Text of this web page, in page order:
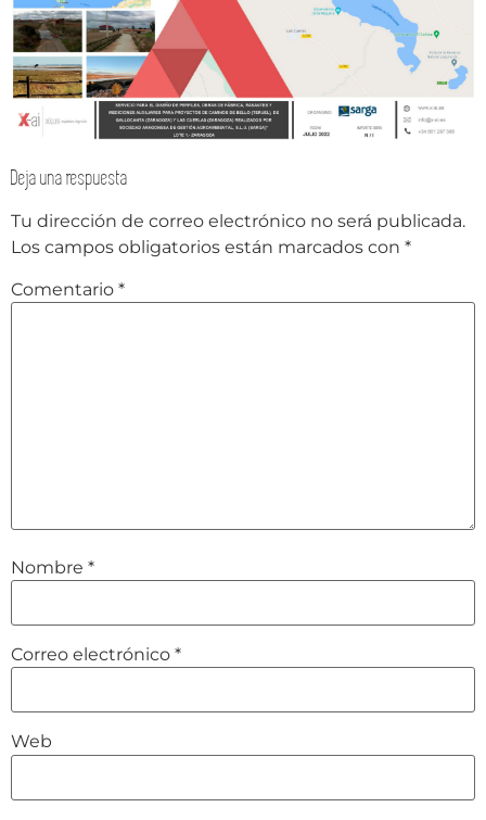
Deja una respuesta
Tu dirección de correo electrónico no será publicada.
Los campos obligatorios están marcados con *
Comentario *
Nombre *
Correo electrónico *
Web